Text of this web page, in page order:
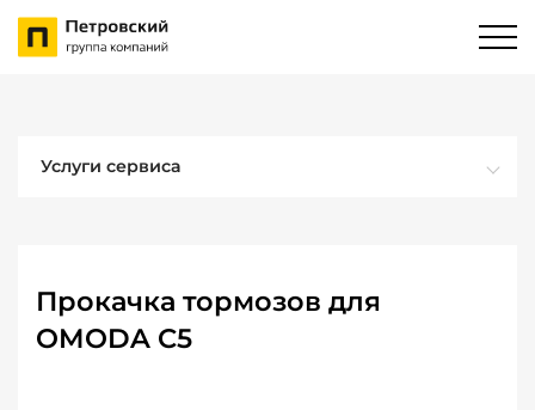
Услуги сервиса
Прокачка тормозов для
OMODA C5